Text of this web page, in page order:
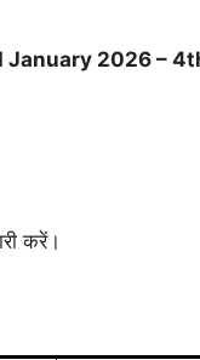
January 2026 –
करें।